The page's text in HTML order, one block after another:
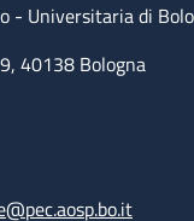
- Universitaria di
40138 Bologna